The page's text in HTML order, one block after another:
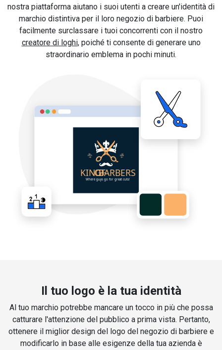
nostra piattaforma aiutano i suoi utenti a creare un'identità di
marchio distintiva per il loro negozio di barbiere. Puoi
facilmente surclassare i tuoi concorrenti con il nostro
creatore di loghi, poiché ti consente di generare uno
straordinario emblema in pochi minuti.
Il tuo logo è la tua identità
Al tuo marchio potrebbe mancare un tocco in più che possa
catturare l'attenzione del pubblico a prima vista. Pertanto,
ottenere il miglior design del logo del negozio di barbiere e
modificarlo in base alle esigenze della tua azienda è